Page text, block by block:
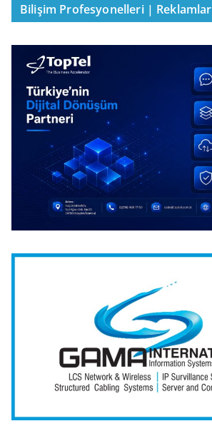
Bilişim Profesyonelleri | Reklamlar